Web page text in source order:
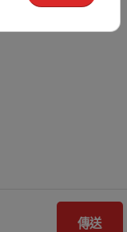
傳送